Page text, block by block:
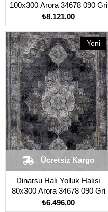
100x300 Arora 34678 090 Gri
₺8.121,00
Dinarsu Halı Yolluk Halısı
80x300 Arora 34678 090 Gri
₺6.496,00
Ücretsiz Kargo
Yeni
Ürün